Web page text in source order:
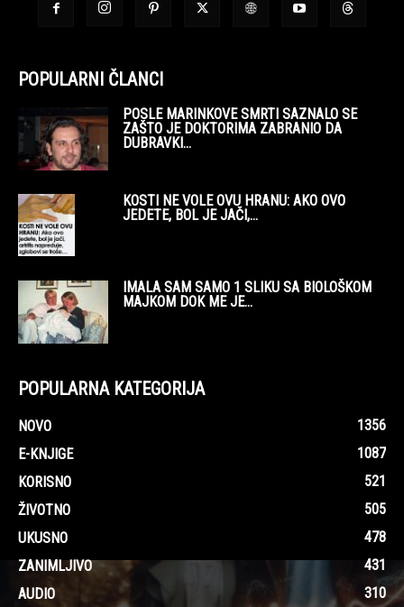
POPULARNI ČLANCI
POSLE MARINKOVE SMRTI SAZNALO SE
ZAŠTO JE DOKTORIMA ZABRANIO DA
DUBRAVKI...
KOSTI NE VOLE OVU HRANU: AKO OVO
JEDETE, BOL JE JAČI,...
IMALA SAM SAMO 1 SLIKU SA BIOLOŠKOM
MAJKOM DOK ME JE...
POPULARNA KATEGORIJA
NOVO
1356
E-KNJIGE
1087
KORISNO
521
ŽIVOTNO
505
UKUSNO
478
ZANIMLJIVO
431
AUDIO
310